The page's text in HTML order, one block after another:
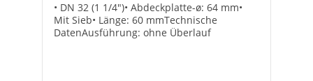
• DN 32 (1 1/4")• Abdeckplatte-ø: 64 mm•
Mit Sieb• Länge: 60 mmTechnische
DatenAusführung: ohne Überlauf